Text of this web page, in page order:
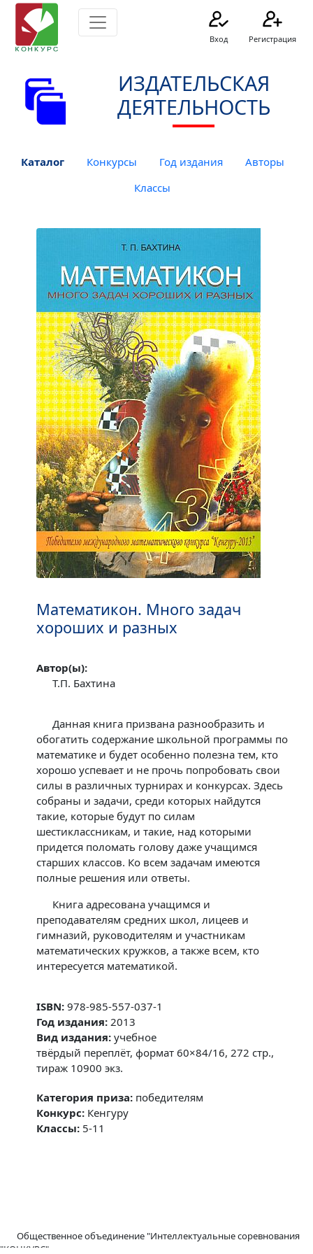
Вход Регистрация
ИЗДАТЕЛЬСКАЯ
ДЕЯТЕЛЬНОСТЬ
Каталог Конкурсы Год издания
Авторы
Классы
Математикон. Много задач
хороших и разных
Автор(ы):
Т.П. Бахтина
Данная книга призвана разнообразить и
обогатить содержание школьной программы по
математике и будет особенно полезна тем, кто
хорошо успевает и не прочь попробовать свои
силы в различных турнирах и конкурсах. Здесь
собраны и задачи, среди которых найдутся
такие, которые будут по силам
шестиклассникам, и такие, над которыми
придется поломать голову даже учащимся
старших классов. Ко всем задачам имеются
полные решения или ответы.
Книга адресована учащимся и
преподавателям средних школ, лицеев и
гимназий, руководителям и участникам
математических кружков, а также всем, кто
интересуется математикой.
ISBN: 978-985-557-037-1
Год издания: 2013
Вид издания: учебное
твёрдый переплёт, формат 60×84/16, 272 стр.,
тираж 10900 экз.
Категория приза: победителям
Конкурс: Кенгуру
Классы: 5-11
Общественное объединение "Интеллектуальные соревнования
"КОНКУРС"